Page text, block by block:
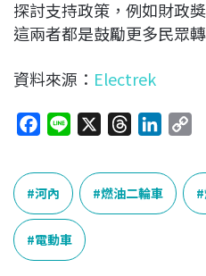
探討支持政策，例如財政
這兩者都是鼓勵更多民眾
資料來源： Electrek
c
e
b
o
o
e
r
e
a
n
k
e
p
y
L
河內 燃油二輪車
電動車